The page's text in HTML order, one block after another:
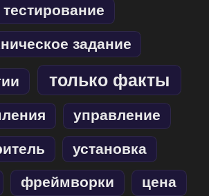
тестирование
задание
только факты
управление
установка
фреймворки цена